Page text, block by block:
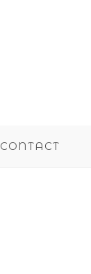
CONTACT